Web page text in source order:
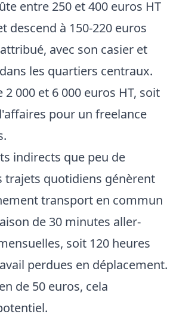
entre 250 et 400 euros HT
descend à 150-220 euros
avec son casier et
les quartiers centraux.
000 et 6 000 euros HT, soit
pour un freelance
indirects que peu de
trajets quotidiens génèrent
transport en commun
de 30 minutes aller-
soit 120 heures
perdues en déplacement.
de 50 euros, cela